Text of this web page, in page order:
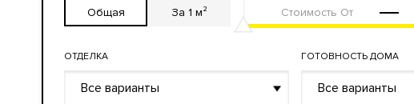
Общая За 1 м²
ОТДЕЛКА
Все варианты
ГОТОВНОСТЬ ДОМА
Все варианты